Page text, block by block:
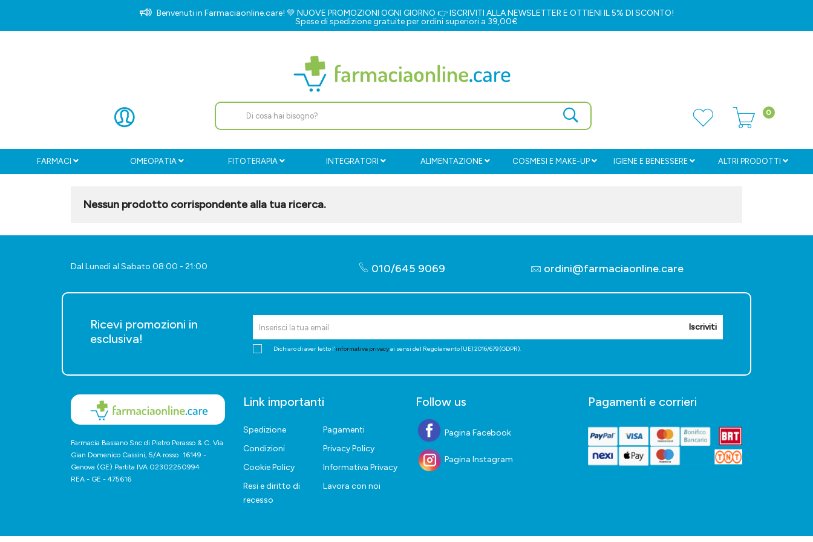
Benvenuti in Farmaciaonline.care! 💚 NUOVE PROMOZIONI OGNI GIORNO 👉ISCRIVITI ALLA NEWSLETTERE OTTIENI IL 5% DI SCONTO!
Spese di spedizione gratuite per ordini superiori a 39,00€
0
FARMACI OMEOPATIA FITOTERAPIA INTEGRATORI ALIMENTAZIONE COSMESI E MAKE-UP IGIENE E BENESSERE ALTRI PRODOTTI
Nessun prodotto corrispondente alla tua ricerca.
Dal Lunedì al Sabato 08:00 - 21:00 010/645 9069 ordini@farmaciaonline.care
Ricevi promozioni in
esclusiva!
Iscriviti
Dichiaro di aver letto l'informativa privacyai sensi del Regolamento (UE) 2016/679 (GDPR).
Farmacia Bassano Snc di Pietro Perasso & C. Via
Gian Domenico Cassini, 5/A rosso 16149 -
Genova (GE) Partita IVA 02302250994
REA - GE - 475616
Link importanti
Spedizione
Pagamenti
Condizioni
Privacy Policy
Cookie Policy
Informativa Privacy
Resi e diritto di
recesso
Lavora con noi
Follow us
Pagina Facebook
Pagina Instagram
Pagamenti e corrieri